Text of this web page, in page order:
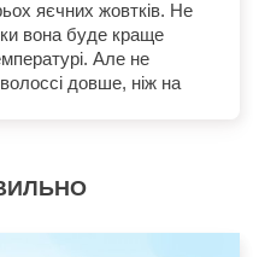
яєчних жовтків. Не
вона буде краще
Але не
довше, ніж на